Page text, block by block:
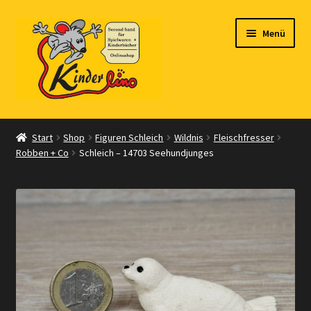
Navigation
springen
Zum
Inhalt
springen
Menü
Start
Vertrag widerrufen
Shop
Kasse
Zahlungsarten
Start Shop Figuren Schleich Wildnis
Fleischfresser
Robben + Co
Schleich – 14703 Seehundjunges